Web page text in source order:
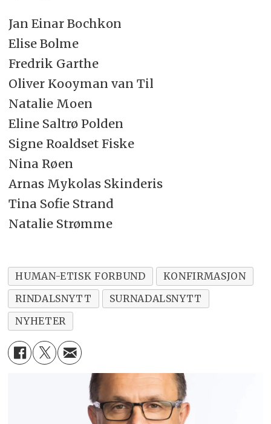
Jan Einar Bochkon
Elise Bolme
Fredrik Garthe
Oliver Kooyman van Til
Natalie Moen
Eline Saltrø Polden
Signe Roaldset Fiske
Nina Røen
Arnas Mykolas Skinderis
Tina Sofie Strand
Natalie Strømme
HUMAN-ETISK FORBUND
KONFIRMASJON
RINDALSNYTT
SURNADALSNYTT
NYHETER